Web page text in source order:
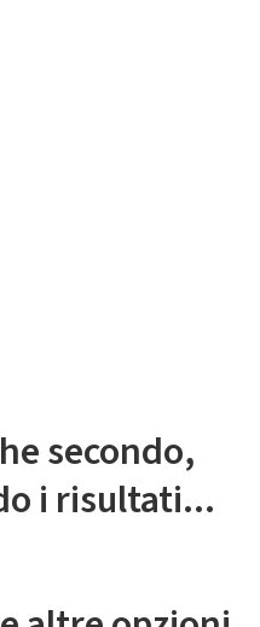
secondo,
i risultati...